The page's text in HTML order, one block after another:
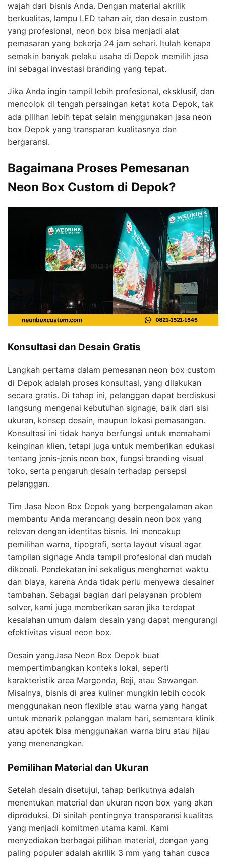
wajah dari bisnis Anda. Dengan material akrilik
berkualitas, lampu LED tahan air, dan desain custom
yang profesional, neon box bisa menjadi alat
pemasaran yang bekerja 24 jam sehari. Itulah kenapa
semakin banyak pelaku usaha di Depok memilih jasa
ini sebagai investasi branding yang tepat.
Jika Anda ingin tampil lebih profesional, eksklusif, dan
mencolok di tengah persaingan ketat kota Depok, tak
ada pilihan lebih tepat selain menggunakan jasa neon
box Depok yang transparan kualitasnya dan
bergaransi.
Bagaimana Proses Pemesanan
Neon Box Custom di Depok?
Konsultasi dan Desain Gratis
Langkah pertama dalam pemesanan neon box custom
di Depok adalah proses konsultasi, yang dilakukan
secara gratis. Di tahap ini, pelanggan dapat berdiskusi
langsung mengenai kebutuhan signage, baik dari sisi
ukuran, konsep desain, maupun lokasi pemasangan.
Konsultasi ini tidak hanya berfungsi untuk memahami
keinginan klien, tetapi juga untuk memberikan edukasi
tentang jenis-jenis neon box, fungsi branding visual
toko, serta pengaruh desain terhadap persepsi
pelanggan.
Tim Jasa Neon Box Depok yang berpengalaman akan
membantu Anda merancang desain neon box yang
relevan dengan identitas bisnis. Ini mencakup
pemilihan warna, tipografi, serta layout visual agar
tampilan signage Anda tampil profesional dan mudah
dikenali. Pendekatan ini sekaligus menghemat waktu
dan biaya, karena Anda tidak perlu menyewa desainer
tambahan. Sebagai bagian dari pelayanan problem
solver, kami juga memberikan saran jika terdapat
kesalahan umum dalam desain yang dapat mengurangi
efektivitas visual neon box.
Desain yangJasa Neon Box Depok buat
mempertimbangkan konteks lokal, seperti
karakteristik area Margonda, Beji, atau Sawangan.
Misalnya, bisnis di area kuliner mungkin lebih cocok
menggunakan neon flexible atau warna yang hangat
untuk menarik pelanggan malam hari, sementara klinik
atau apotek bisa menggunakan warna biru atau hijau
yang menenangkan.
Pemilihan Material dan Ukuran
Setelah desain disetujui, tahap berikutnya adalah
menentukan material dan ukuran neon box yang akan
diproduksi. Di sinilah pentingnya transparansi kualitas
yang menjadi komitmen utama kami. Kami
menyediakan berbagai pilihan material, dengan yang
paling populer adalah akrilik 3 mm yang tahan cuaca